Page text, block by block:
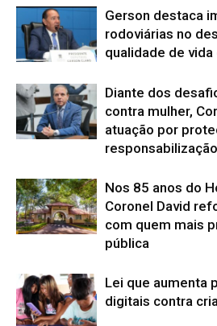
Gerson destaca
rodoviárias no
qualidade de vida
Diante dos
contra mulher,
atuação por
Nos 85 anos do
Coronel David
com quem mais
pública
Lei que aumenta
digitais contra